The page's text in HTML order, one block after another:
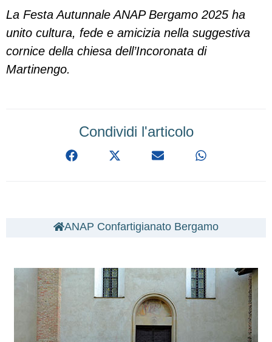
La Festa Autunnale ANAP Bergamo 2025 ha
unito cultura, fede e amicizia nella suggestiva
cornice della chiesa dell’Incoronata di
Martinengo.
Condividi l'articolo
ANAP Confartigianato Bergamo